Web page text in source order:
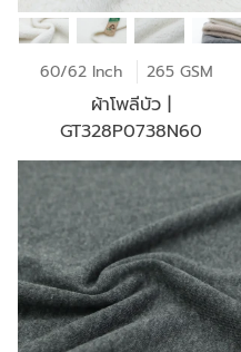
60/62 Inch 265 GSM
ผ้าโพลีบัว |
GT328P0738N60